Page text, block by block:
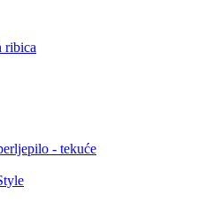
ribica
- tekuće